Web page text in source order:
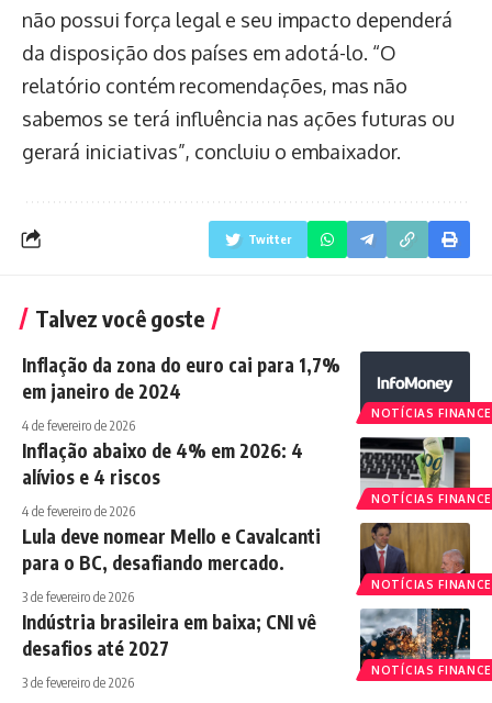
não possui força legal e seu impacto dependerá
da disposição dos países em adotá-lo. “O
relatório contém recomendações, mas não
sabemos se terá influência nas ações futuras ou
gerará iniciativas”, concluiu o embaixador.
Twitter
Talvez você goste
NOTÍCIAS
Inflação da zona do euro cai para 1,7%
em janeiro de 2024
4 de fevereiro de 2026
NOTÍCIAS
Inflação abaixo de 4% em 2026: 4
alívios e 4 riscos
4 de fevereiro de 2026
NOTÍCIAS
Lula deve nomear Mello e Cavalcanti
para o BC, desafiando mercado.
3 de fevereiro de 2026
NOTÍCIAS
Indústria brasileira em baixa; CNI vê
desafios até 2027
3 de fevereiro de 2026